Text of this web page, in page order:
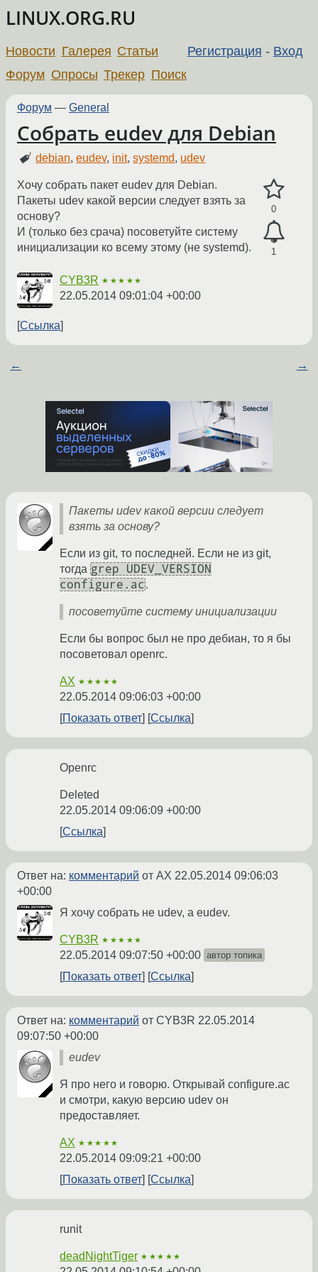
LINUX.ORG.RU
Регистрация - Вход
Новости Галерея Статьи
Форум Опросы Трекер Поиск
Форум — General
Собрать eudev для Debian
debian,eudev, init,systemd, udev
0
1
Хочу собрать пакет eudev для Debian.
Пакеты udev какой версии следует взять за
основу?
И (только без срача) посоветуйте систему
инициализации ко всему этому (не systemd).
CYB3R ★★★★★
22.05.2014 09:01:04 +00:00
Ссылка
← →
Пакеты udev какой версии следует
взять за основу?
Если из git, то последней. Если не из git,
тогда grep UDEV_VERSION
configure.ac .
посоветуйте систему инициализации
Если бы вопрос был не про дебиан, то я бы
посоветовал openrc.
AX ★★★★★
22.05.2014 09:06:03 +00:00
Показать ответ
Ссылка
Openrc
Deleted
22.05.2014 09:06:09 +00:00
Ссылка
Ответ на: комментарий от AX 22.05.2014 09:06:03
+00:00
Я хочу собрать не udev, а eudev.
CYB3R ★★★★★
22.05.2014 09:07:50 +00:00 автор топика
Показать ответ Ссылка
Ответ на: комментарий от CYB3R 22.05.2014
09:07:50 +00:00
eudev
Я про него и говорю. Открывай configure.ac
и смотри, какую версию udev он
предоставляет.
AX ★★★★★
22.05.2014 09:09:21 +00:00
Показать ответ
Ссылка
runit
deadNightTiger ★★★★★